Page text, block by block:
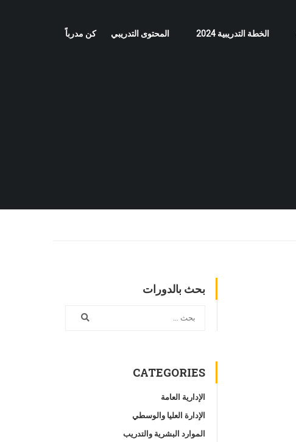
الخطة التدريبية 2024 المحتوى التدريبي كن مدرباً
بحث بالدورات
CATEGORIES
الإدارية العامة
الإدارة العليا والوسطي
الموارد البشرية والتدريب